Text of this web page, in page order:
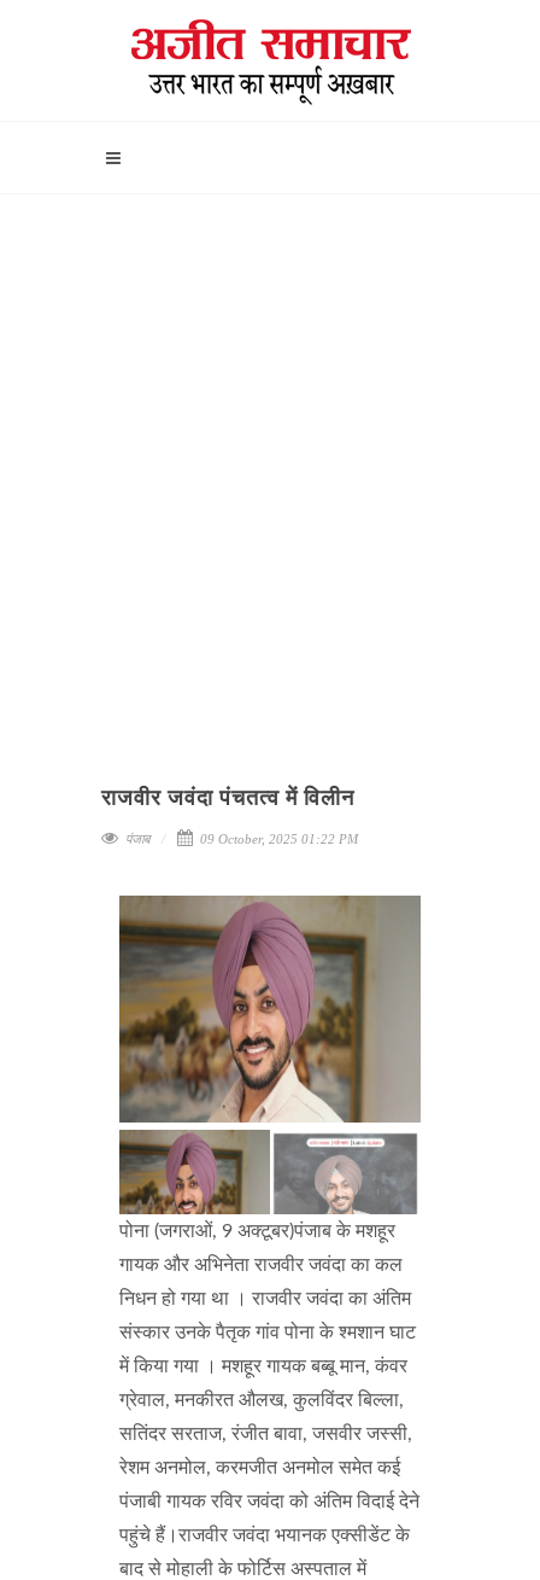
राजवीर जवंदा पंचतत्व में विलीन
पंजाब 09 October, 2025 01:22 PM
पोना (जगराओं, 9 अक्टूबर)पंजाब के मशहूर
गायक और अभिनेता राजवीर जवंदा का कल
निधन हो गया था । राजवीर जवंदा का अंतिम
संस्कार उनके पैतृक गांव पोना के श्मशान घाट
में किया गया । मशहूर गायक बब्बू मान, कंवर
ग्रेवाल, मनकीरत औलख, कुलविंदर बिल्ला,
सतिंदर सरताज, रंजीत बावा, जसवीर जस्सी,
रेशम अनमोल, करमजीत अनमोल समेत कई
पंजाबी गायक रविर जवंदा को अंतिम विदाई देने
पहुंचे हैं।राजवीर जवंदा भयानक एक्सीडेंट के
बाद से मोहाली के फोर्टिस अस्पताल में